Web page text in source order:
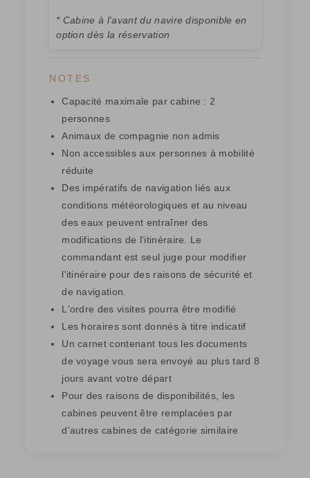
* Cabine à l'avant du navire disponible en
option dès la réservation
NOTES
Capacité maximale par cabine : 2
personnes
Animaux de compagnie non admis
Non accessibles aux personnes à mobilité
réduite
Des impératifs de navigation liés aux
conditions météorologiques et au niveau
des eaux peuvent entraîner des
modifications de l'itinéraire. Le
commandant est seul juge pour modifier
l'itinéraire pour des raisons de sécurité et
de navigation.
L'ordre des visites pourra être modifié
Les horaires sont donnés à titre indicatif
Un carnet contenant tous les documents
de voyage vous sera envoyé au plus tard 8
jours avant votre départ
Pour des raisons de disponibilités, les
cabines peuvent être remplacées par
d'autres cabines de catégorie similaire